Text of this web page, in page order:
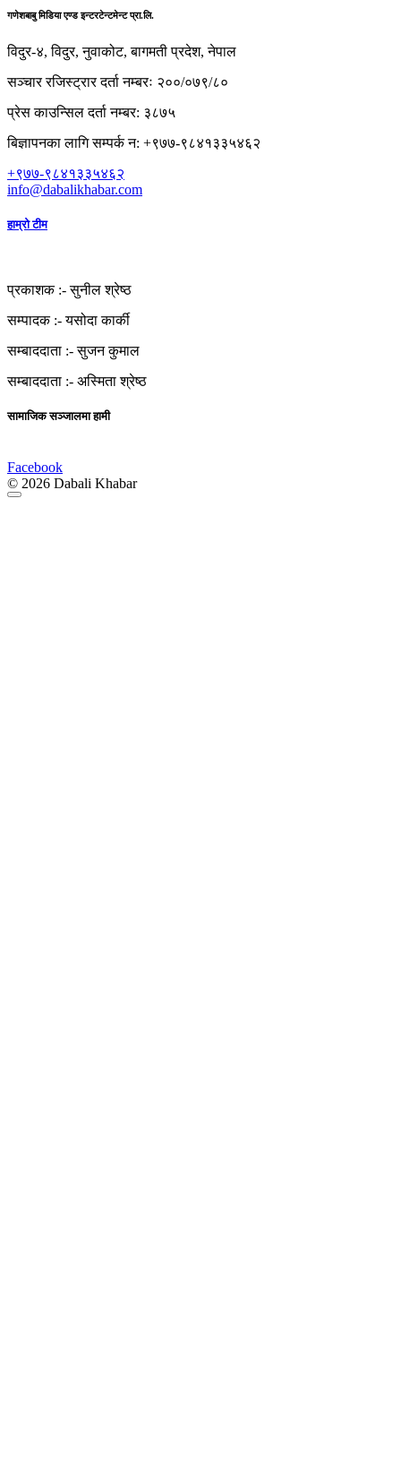
गणेशबाबु मिडिया एण्ड इन्टरटेन्टमेन्ट प्रा.लि.
विदुर-४, विदुर, नुवाकोट, बागमती प्रदेश, नेपाल
सञ्चार रजिस्ट्रार दर्ता नम्बरः २००/०७९/८०
प्रेस काउन्सिल दर्ता नम्बर: ३८७५
बिज्ञापनका लागि सम्पर्क न: +९७७-९८४१३३५४६२
+९७७-९८४१३३५४६२
info@dabalikhabar.com
हाम्रो टीम
प्रकाशक :-सुनील श्रेष्ठ
सम्पादक :-यसोदा कार्की
सम्बाददाता :-सुजन कुमाल
सम्बाददाता :- अस्मिता श्रेष्ठ
सामाजिक सञ्जालमा हामी
Facebook
© 2026 Dabali Khabar